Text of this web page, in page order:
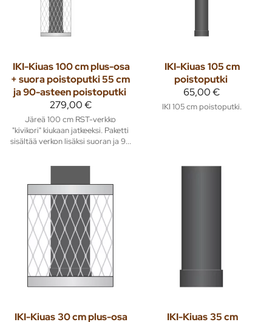
IKI-Kiuas 100 cm plus-osa
+ suora poistoputki 55 cm
ja 90-asteen poistoputki
279,00 €
Järeä 100 cm RST-verkko
"kivikori" kiukaan jatkeeksi. Paketti
sisältää verkon lisäksi suoran ja 9...
IKI-Kiuas105 cm
poistoputki
65,00 €
IKI 105 cm poistoputki.
IKI-Kiuas30 cm plus-osa
IKI-Kiuas 35 cm